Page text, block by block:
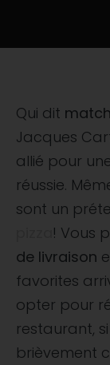
Qui dit
Jacques
allié pour
réussie.
sont un
! Vous
de livraison
favorites
opter pour
restaurant,
brièvement